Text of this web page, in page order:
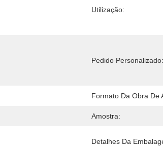
Utilização:
Pedido Personalizado:
Formato Da Obra De
Amostra:
Detalhes Da